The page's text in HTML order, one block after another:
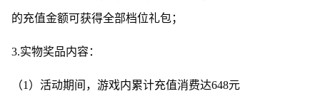
的充值金额可获得全部档位礼包；
3.实物奖品内容：
（1）活动期间，游戏内累计充值消费达648元